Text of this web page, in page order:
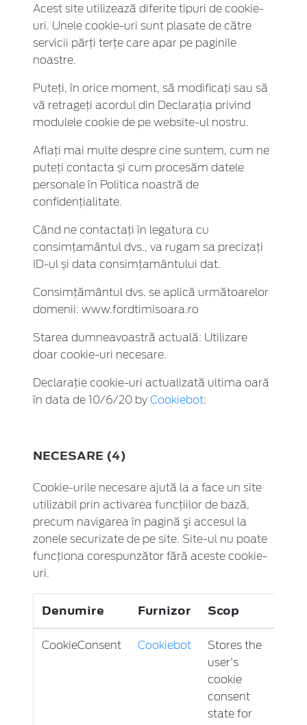
Acest site utilizează diferite tipuri de cookie-
uri. Unele cookie-uri sunt plasate de către
servicii părţi terţe care apar pe paginile
noastre.
Puteți, în orice moment, să modificați sau să
vă retrageți acordul din Declarația privind
modulele cookie de pe website-ul nostru.
Aflați mai multe despre cine suntem, cum ne
puteți contacta și cum procesăm datele
personale în Politica noastră de
confidențialitate.
Când ne contactați în legatura cu
consimțamântul dvs., va rugam sa precizați
ID-ul și data consimțamântului dat.
Consimţământul dvs. se aplică următoarelor
domenii: www.fordtimisoara.ro
Starea dumneavoastră actuală: Utilizare
doar cookie-uri necesare.
Declaraţie cookie-uri actualizată ultima oară
în data de 10/6/20 by Cookiebot:
NECESARE (4)
Cookie-urile necesare ajută la a face un site
utilizabil prin activarea funcţiilor de bază,
precum navigarea în pagină şi accesul la
zonele securizate de pe site. Site-ul nu poate
funcţiona corespunzător fără aceste cookie-
uri.
Denumire Furnizor Scop
CookieConsent Cookiebot
Stores the
user's
cookie
consent
state for